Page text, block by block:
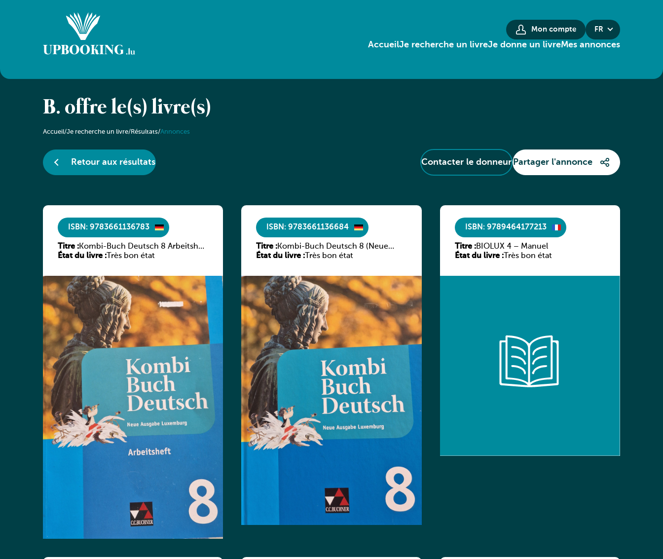
Mon compte FR
AccueilJe recherche un livreJe donne un livreMes annonces
B. offre le(s) livre(s)
Accueil/Je recherche un livre/Résultats/Annonces
Retour aux résultats Contacter le donneur Partager l'annonce
ISBN: 9783661136783
Titre :Kombi-Buch Deutsch 8 Arbeitsheft
(Neue Ausgabe Luxemburg)
État du livre : Très bon état
ISBN: 9783661136684
Titre :Kombi-Buch Deutsch 8 (Neue
Ausgabe Luxemburg)
État du livre : Très bon état
ISBN: 9789464177213
Titre :BIOLUX 4 – Manuel
État du livre :Très bon état